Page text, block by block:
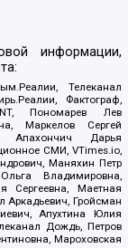
информации,
Телеканал
Фактограф,
Пономарев Лев
Маркелов Сергей
Апахончич Дарья
СМИ, VTimes.io,
Маняхин Петр
Владимировна,
Сергеевна, Маетная
Аркадьевич, Гройсман
Апухтина Юлия
Дождь, Петров
Мароховская